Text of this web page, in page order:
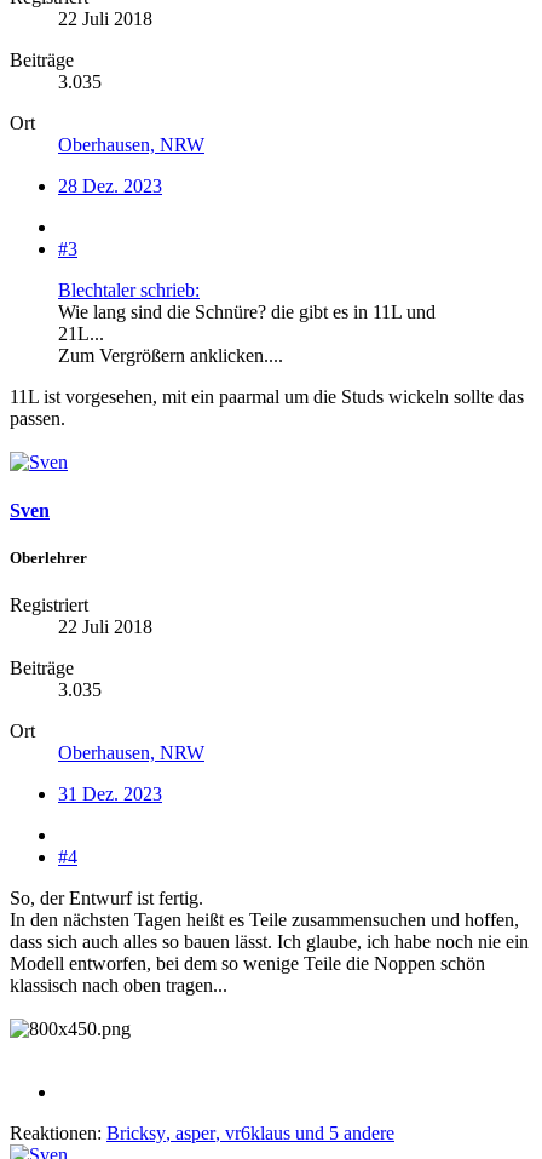
22 Juli 2018
Beiträge
3.035
Ort
Oberhausen, NRW
28 Dez. 2023
#3
Blechtaler schrieb:
Wie lang sind die Schnüre? die gibt es in 11L und
21L...
Zum Vergrößern anklicken....
11L ist vorgesehen, mit ein paarmal um die Studs wickeln sollte das
passen.
Sven
Oberlehrer
Registriert
22 Juli 2018
Beiträge
3.035
Ort
Oberhausen, NRW
31 Dez. 2023
#4
So, der Entwurf ist fertig.
In den nächsten Tagen heißt es Teile zusammensuchen und hoffen,
dass sich auch alles so bauen lässt. Ich glaube, ich habe noch nie ein
Modell entworfen, bei dem so wenige Teile die Noppen schön
klassisch nach oben tragen...
Reaktionen: Bricksy, asper, vr6klaus und 5 andere